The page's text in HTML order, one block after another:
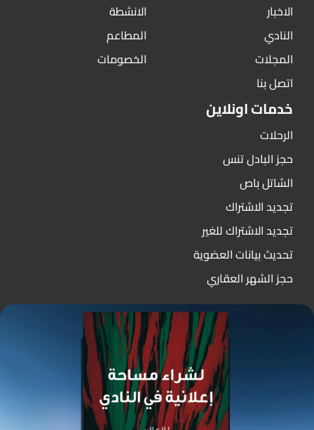
الاخبار
النادي
المجلات
اتصل بنا
الانشطة
المطاعم
الخصومات
خدمات اونلاين
الرحلات
حجز البادل تنس
الشاتل باص
تجديد الاشتراك
تجديد الاشتراك للغير
تحديث بيانات العضوية
حجز الشهر العقاري